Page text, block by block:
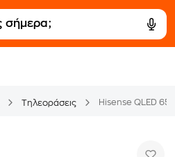
Τηλεοράσεις Hisense QLED